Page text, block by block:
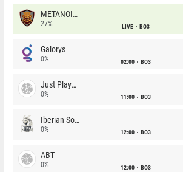
METANOIA Wolves
27% LIVE BO3
Galorys
0% 02:00 BO3
Just Players
0% 11:00 BO3
Iberian Soul
0% 12:00 BO3
ABT
0% 12:00 BO3